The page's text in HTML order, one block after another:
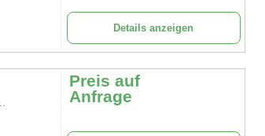
Details anzeigen
Preis auf
Anfrage